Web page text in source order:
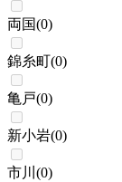
両国(0)
錦糸町(0)
亀戸(0)
新小岩(0)
市川 (0)